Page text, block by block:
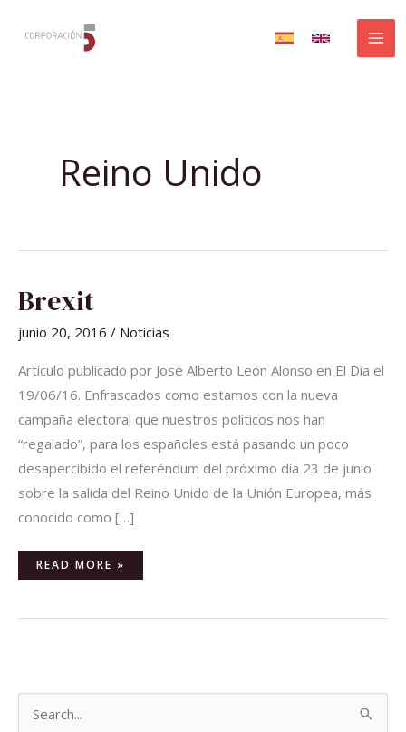
Reino Unido
Brexit
junio 20, 2016 / Noticias
Artículo publicado por José Alberto León Alonso en El Día el
19/06/16. Enfrascados como estamos con la nueva
campaña electoral que nuestros políticos nos han
“regalado”, para los españoles está pasando un poco
desapercibido el referéndum del próximo día 23 de junio
sobre la salida del Reino Unido de la Unión Europea, más
conocido como […]
BREXIT
READ MORE »